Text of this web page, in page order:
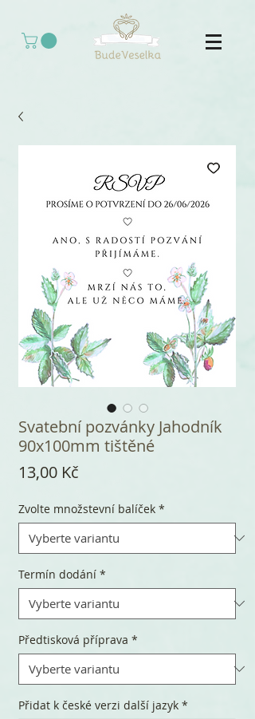
Svatební pozvánky Jahodník
90x100mm tištěné
13,00 Kč
Zvolte množstevní balíček *
Termín dodání *
Předtisková příprava *
Přidat k české verzi další jazyk *